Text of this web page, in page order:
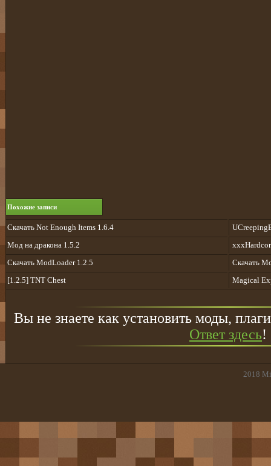
Похожие записи
Cкачать Not Enough Items 1.6.4
Мод на дракона 1.5.2
Скачать ModLoader 1.2.5
Скачать
[1.2.5] TNT Chest
Magical
Вы не знаете как установить моды,
Ответ здесь!
2018